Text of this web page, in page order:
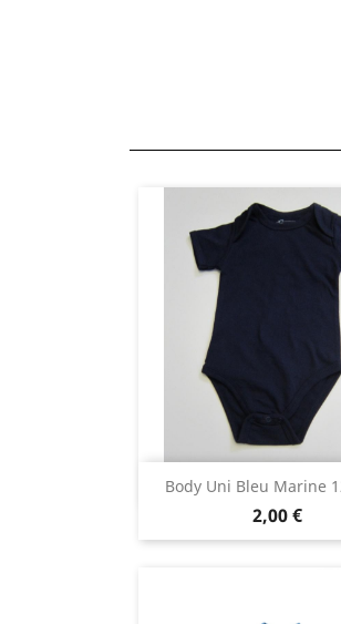
Body Uni Bleu Marine
2,00 €
Aperçu